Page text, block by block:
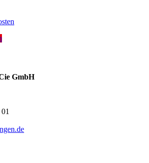
auf
GmbH